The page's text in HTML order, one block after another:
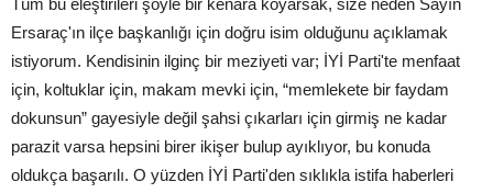
Tüm bu eleştirileri şöyle bir kenara koyarsak, size neden Sayın
Ersaraç'ın ilçe başkanlığı için doğru isim olduğunu açıklamak
istiyorum. Kendisinin ilginç bir meziyeti var; İYİ Parti'te menfaat
için, koltuklar için, makam mevki için, “memlekete bir faydam
dokunsun” gayesiyle değil şahsi çıkarları için girmiş ne kadar
parazit varsa hepsini birer ikişer bulup ayıklıyor, bu konuda
oldukça başarılı. O yüzden İYİ Parti'den sıklıkla istifa haberleri